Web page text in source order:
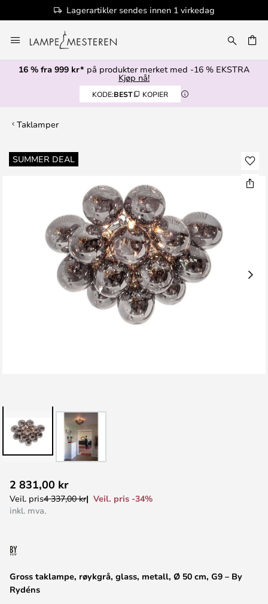
Lagerartikler sendes innen 1 virkedag
til
innhold
16 % fra 999 kr* på produkter merket med -16 % EKSTRA
Kjøp nå!
KODE:BEST KOPIER
Taklamper
SUMMER DEAL
Gå
til
til
begynnelsen
Gross taklampe, røykgrå, glass, metall, Ø 50 cm, G9 – By
Rydéns
2 831,00 kr
Veil. pris4 337,00 kr
Veil. pris -34%
inkl. mva.